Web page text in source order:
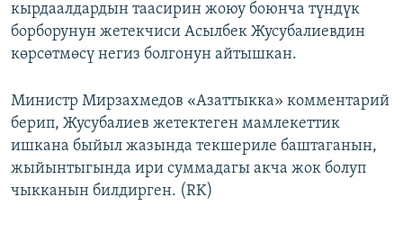
кырдаалдардын таасирин жоюу боюнча түндүк
борборунун жетекчиси Асылбек Жусубалиевдин
көрсөтмөсү негиз болгонун айтышкан.
Министр Мирзахмедов «Азаттыкка» комментарий
берип, Жусубалиев жетектеген мамлекеттик
ишкана быйыл жазында текшериле баштаганын,
жыйынтыгында ири суммадагы акча жок болуп
чыкканын билдирген. (RK)